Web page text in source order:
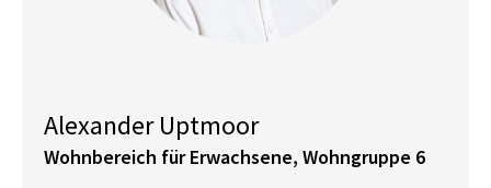
Alexander Uptmoor
Wohnbereich für Erwachsene, Wohngruppe 6